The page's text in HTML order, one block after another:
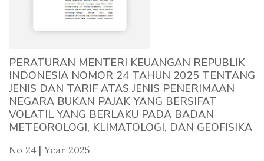
PERATURAN MENTERI KEUANGAN REPUBLIK
INDONESIA NOMOR 24 TAHUN 2025 TENTANG
JENIS DAN TARIF ATAS JENIS PENERIMAAN
NEGARA BUKAN PAJAK YANG BERSIFAT
VOLATIL YANG BERLAKU PADA BADAN
METEOROLOGI, KLIMATOLOGI, DAN GEOFISIKA
No 24 | Year 2025